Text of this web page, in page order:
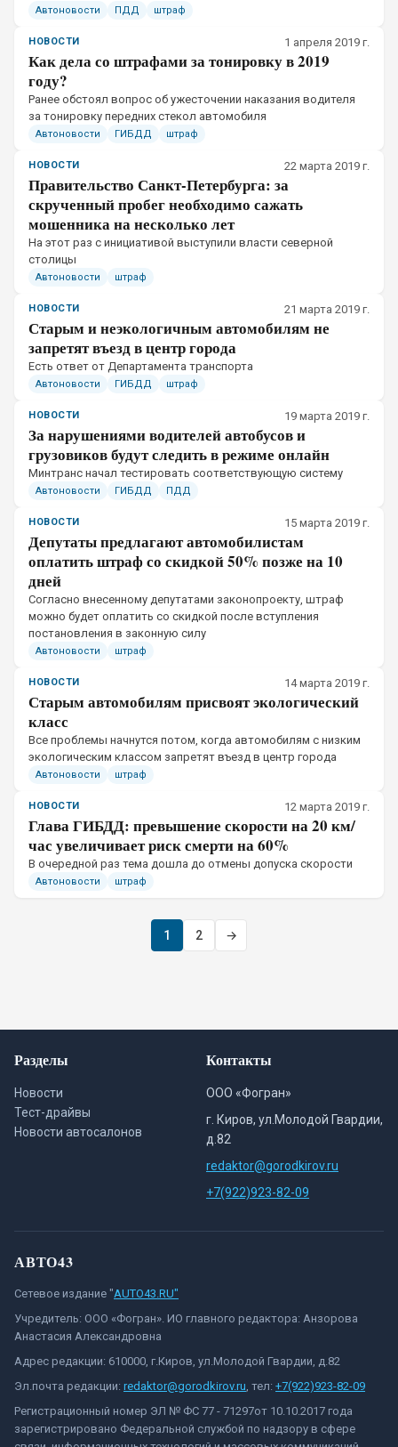
Автоновости ПДД штраф
НОВОСТИ 1 апреля 2019 г.
Как дела со штрафами за тонировку в 2019
году?
​Ранее обстоял вопрос об ужесточении наказания водителя
за тонировку передних стекол автомобиля
Автоновости ГИБДД штраф
НОВОСТИ 22 марта 2019 г.
Правительство Санкт-Петербурга: за
скрученный пробег необходимо сажать
мошенника на несколько лет
​На этот раз с инициативой выступили власти северной
столицы
Автоновости штраф
НОВОСТИ 21 марта 2019 г.
Старым и неэкологичным автомобилям не
запретят въезд в центр города
​Есть ответ от Департамента транспорта
Автоновости ГИБДД штраф
НОВОСТИ 19 марта 2019 г.
За нарушениями водителей автобусов и
грузовиков будут следить в режиме онлайн
​Минтранс начал тестировать соответствующую систему
Автоновости ГИБДД ПДД
НОВОСТИ 15 марта 2019 г.
Депутаты предлагают автомобилистам
оплатить штраф со скидкой 50% позже на 10
дней
Согласно внесенному депутатами законопроекту, штраф
можно будет оплатить со скидкой после вступления
постановления в законную силу
Автоновости штраф
НОВОСТИ 14 марта 2019 г.
Старым автомобилям присвоят экологический
класс
​Все проблемы начнутся потом, когда автомобилям с низким
экологическим классом запретят въезд в центр города
Автоновости штраф
НОВОСТИ 12 марта 2019 г.
Глава ГИБДД: превышение скорости на 20 км/
час увеличивает риск смерти на 60%
​В очередной раз тема дошла до отмены допуска скорости
Автоновости штраф
1 2 →
Разделы
Новости
Тест-драйвы
Новости автосалонов
Контакты
ООО «Фогран»
г. Киров, ул.Молодой Гвардии,
д.82
redaktor@gorodkirov.ru
+7(922)923-82-09
АВТО43
Сетевое издание "AUTO43.RU"
Учредитель: ООО «Фогран». ИО главного редактора: Анзорова
Анастасия Александровна
Адрес редакции: 610000, г.Киров, ул.Молодой Гвардии, д.82
Эл.почта редакции: redaktor@gorodkirov.ru, тел: +7(922)923-82-09
Регистрационный номер ЭЛ № ФС 77 - 71297от 10.10.2017 года
зарегистрировано Федеральной службой по надзору в сфере